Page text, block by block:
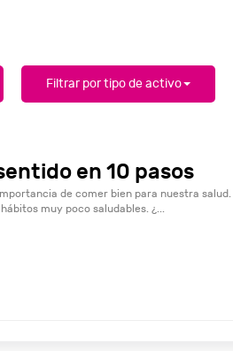
Filtrar por tipo de activo
en 10 pasos
de comer bien para nuestra salud.
muy poco saludables. ¿...